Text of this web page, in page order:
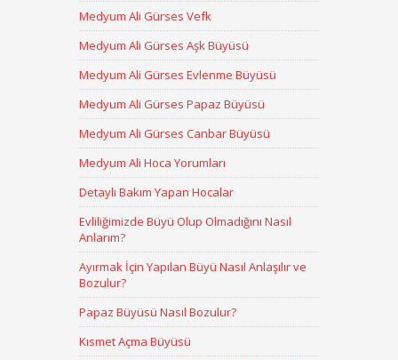
Medyum Ali Gürses Vefk
Medyum Ali Gürses Aşk Büyüsü
Medyum Ali Gürses Evlenme Büyüsü
Medyum Ali Gürses Papaz Büyüsü
Medyum Ali Gürses Canbar Büyüsü
Medyum Ali Hoca Yorumları
Detaylı Bakım Yapan Hocalar
Evliliğimizde Büyü Olup Olmadığını Nasıl
Anlarım?
Ayırmak İçin Yapılan Büyü Nasıl Anlaşılır ve
Bozulur?
Papaz Büyüsü Nasıl Bozulur?
Kısmet Açma Büyüsü